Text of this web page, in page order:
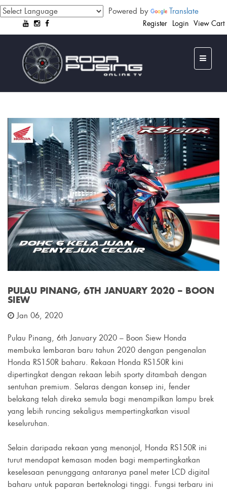
Powered by Translate
View Cart
Login
Register
PULAU PINANG, 6TH JANUARY 2020 – BOON
SIEW
Jan 06, 2020
Pulau Pinang, 6th January 2020 – Boon Siew Honda
membuka lembaran baru tahun 2020 dengan pengenalan
Honda RS150R baharu. Rekaan Honda RS150R kini
dipertingkat dengan rekaan lebih sporty ditambah dengan
sentuhan premium. Selaras dengan konsep ini, fender
belakang telah direka semula bagi menampilkan lampu brek
yang lebih runcing sekaligus mempertingkatkan visual
keseluruhan.
Selain daripada rekaan yang menonjol, Honda RS150R ini
turut mendapat kemasan moden bagi mempertingkatkan
keselesaan penunggang antaranya panel meter LCD digital
baharu untuk paparan berteknologi tinggi. Fungsi terbaru ini